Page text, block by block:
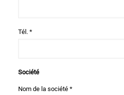
Tél. *
Société
Nom de la société *